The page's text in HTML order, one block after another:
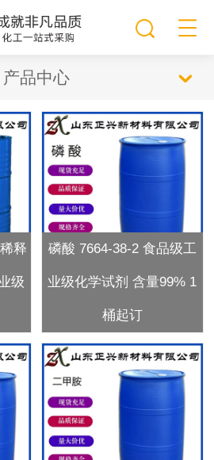
产品中心
释
级
磷酸 7664-38-2 食品级工
业级化学试剂 含量99% 1
桶起订